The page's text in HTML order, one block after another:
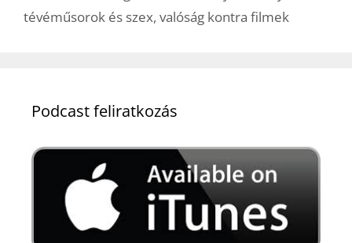
tévéműsorok és szex, valóság kontra filmek
Podcast feliratkozás